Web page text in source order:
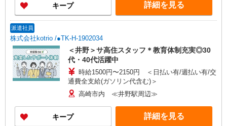
キープ 詳細を見る
派遣社員
株式会社kotrio /●TK-H-1902034
＜井野＞サ高住スタッフ＊教育体制充実◎30
代・40代活躍中
時給1500円〜2150円 ＜日払い有/週払い有/交
通費全支給(ガソリン代含む)＞
高崎市内 ≪井野駅周辺≫
キープ 詳細を見る